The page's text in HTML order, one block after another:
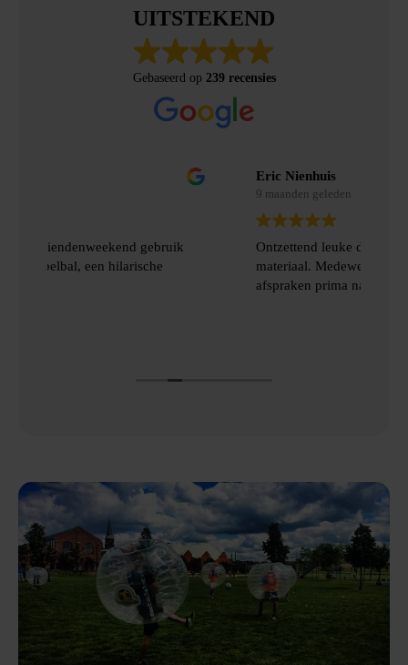
UITSTEKEND
Gebaseerd op 239 recensies
Ontzettend leuke dag gehad met prima
materiaal. Medewerkers kwamen de